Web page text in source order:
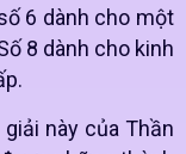
6 dành cho một
8 dành cho kinh
này của Thần